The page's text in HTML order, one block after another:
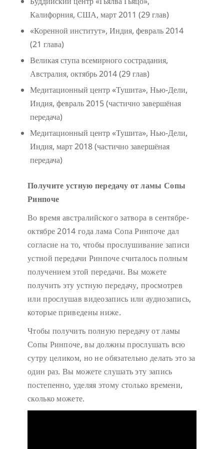
Калифорния, США, март 2011 (29 глав)
«Коренной институт», Индия, февраль 2014
(21 глава)
Великая ступа всемирного сострадания,
Австралия, октябрь 2014 (29 глав)
Медитационный центр «Тушита», Нью-Дели,
Индия, февраль 2015 (частично завершёная
передача)
Медитационный центр «Тушита», Нью-Дели,
Индия, март 2018 (частично завершёная
передача)
Получите устную передачу от ламы Сопы
Ринпоче
Во время австралийского затвора в сентябре-
октябре 2014 года лама Сопа Ринпоче дал
согласие на то, чтобы прослушивание записи
устной передачи Ринпоче считалось полным
получением этой передачи. Вы можете
получить эту устную передачу, просмотрев
или прослушав видеозапись или аудиозапись,
которые приведены ниже.
Чтобы получить полную передачу от ламы
Сопы Ринпоче, вы должны прослушать всю
сутру целиком, но не обязательно делать это за
один раз. Вы можете слушать эту запись
постепенно, уделяя этому столько времени,
сколько можете.